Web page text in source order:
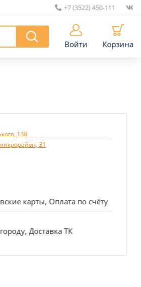
+7 (3522) 450-111
Войти Корзина
148
31
карты, Оплата по счёту
Доставка ТК